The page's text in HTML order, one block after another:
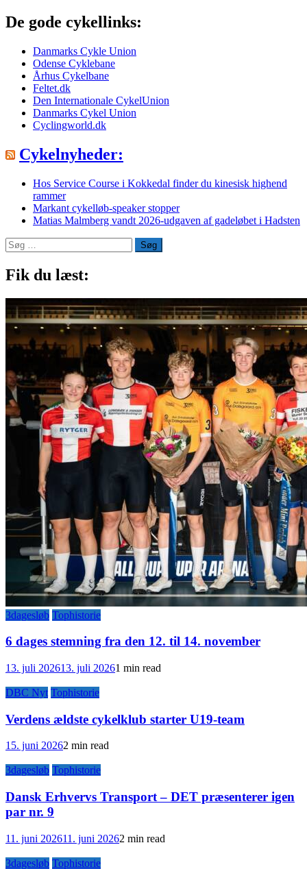
De gode cykellinks:
Danmarks Cykle Union
Odense Cyklebane
Århus Cykelbane
Feltet.dk
Den Internationale CykelUnion
Danmarks Cykel Union
Cyclingworld.dk
Cykelnyheder:
Hos Service Course i Kokkedal finder du kinesisk highend
rammer
Markant cykelløb-speaker stopper
Matias Malmberg vandt 2026-udgaven af gadeløbet i Hadsten
Søg
efter:
Fik du læst:
3dagesløb Tophistorie
6 dages stemning fra den 12. til 14. november
13. juli 202613. juli 20261 min read
DBC Nyt Tophistorie
Verdens ældste cykelklub starter U19-team
15. juni 20262 min read
3dagesløb Tophistorie
Dansk Erhvervs Transport – DET præsenterer igen
par nr. 9
11. juni 202611. juni 20262 min read
3dagesløb Tophistorie